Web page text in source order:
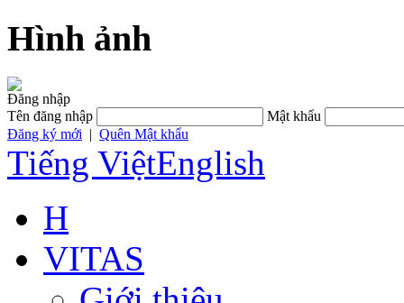
Hình ảnh
Đăng nhập
Tên đăng nhập
Mật khẩu
Đăng ký mới | Quên Mật khẩu
Tiếng ViệtEnglish
H
VITAS